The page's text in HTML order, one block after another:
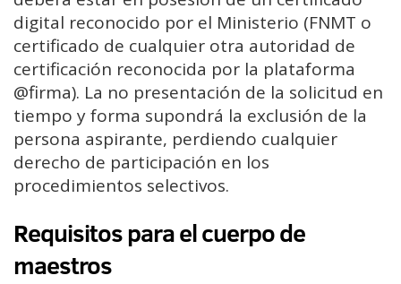
digital reconocido por el Ministerio (FNMT o
certificado de cualquier otra autoridad de
certificación reconocida por la plataforma
@firma). La no presentación de la solicitud en
tiempo y forma supondrá la exclusión de la
persona aspirante, perdiendo cualquier
derecho de participación en los
procedimientos selectivos.
Requisitos para el cuerpo de
maestros